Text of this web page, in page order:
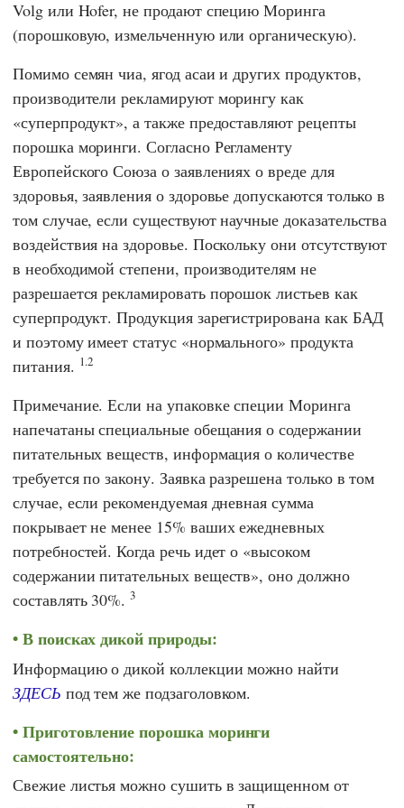
Volgили Hofer, не продают специю Моринга
(порошковую, измельченную или органическую).
Помимо семян чиа, ягод асаи и других продуктов,
производители рекламируют морингу как
«суперпродукт», а также предоставляют рецепты
порошка моринги. Согласно Регламенту
Европейского Союза о заявлениях о вреде для
здоровья, заявления о здоровье допускаются только в
том случае, если существуют научные доказательства
воздействия на здоровье. Поскольку они отсутствуют
в необходимой степени, производителям не
разрешается рекламировать порошок листьев как
суперпродукт. Продукция зарегистрирована как БАД
и поэтому имеет статус «нормального» продукта
питания. 1.2
Примечание. Если на упаковке специи Моринга
напечатаны специальные обещания о содержании
питательных веществ, информация о количестве
требуется по закону. Заявка разрешена только в том
случае, если рекомендуемая дневная сумма
покрывает не менее 15% ваших ежедневных
потребностей. Когда речь идет о «высоком
содержании питательных веществ», оно должно
составлять 30%.3
В поисках дикой природы:
Информацию о дикой коллекции можно найти
ЗДЕСЬ под тем же подзаголовком.
Приготовление порошка моринги
самостоятельно:
Свежие листья можно сушить в защищенном от